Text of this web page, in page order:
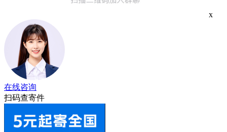
x
在线咨询
扫码查寄件